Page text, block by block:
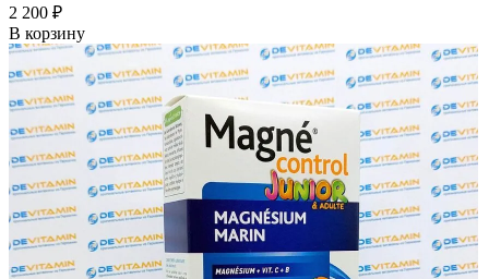
2 200 ₽
В корзину